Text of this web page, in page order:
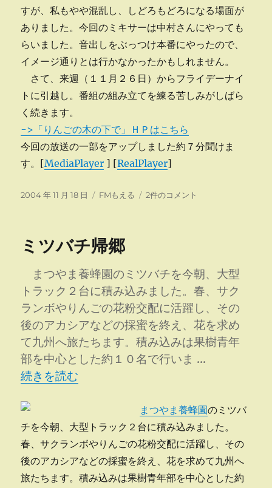
すが、私もやや混乱し、しどろもどろになる場面が
ありました。今回のミキサーは中村さんにやっても
らいました。音出しをぶっつけ本番にやったので、
イメージ通りとは行かなかったかもしれません。
さて、来週（１１月２６日）からフライデーナイ
トに引越し。番組の組み立てを練る苦しみがしばら
く続きます。
->「りんごの木の下で」ＨＰはこちら
今回の放送の一部をアップしました約７分聞けま
す。[MediaPlayer ] [RealPlayer]
投
2004 年 11 月 18 日
カ
ー
FMもえる
第
の
2件のコメント
ミツバチ帰郷
まつやま養蜂園のミツバチを今朝、大型
トラック２台に積み込みました。春、サク
ランボやりんごの花粉交配に活躍し、その
後のアカシアなどの採蜜を終え、花を求め
て九州へ旅たちます。積み込みは果樹青年
部を中心とした約１０名で行いま …
“ミツバチ帰郷” の
続きを読む
まつやま養蜂園のミツバ
チを今朝、大型トラック２台に積み込みました。
春、サクランボやりんごの花粉交配に活躍し、その
後のアカシアなどの採蜜を終え、花を求めて九州へ
旅たちます。積み込みは果樹青年部を中心とした約